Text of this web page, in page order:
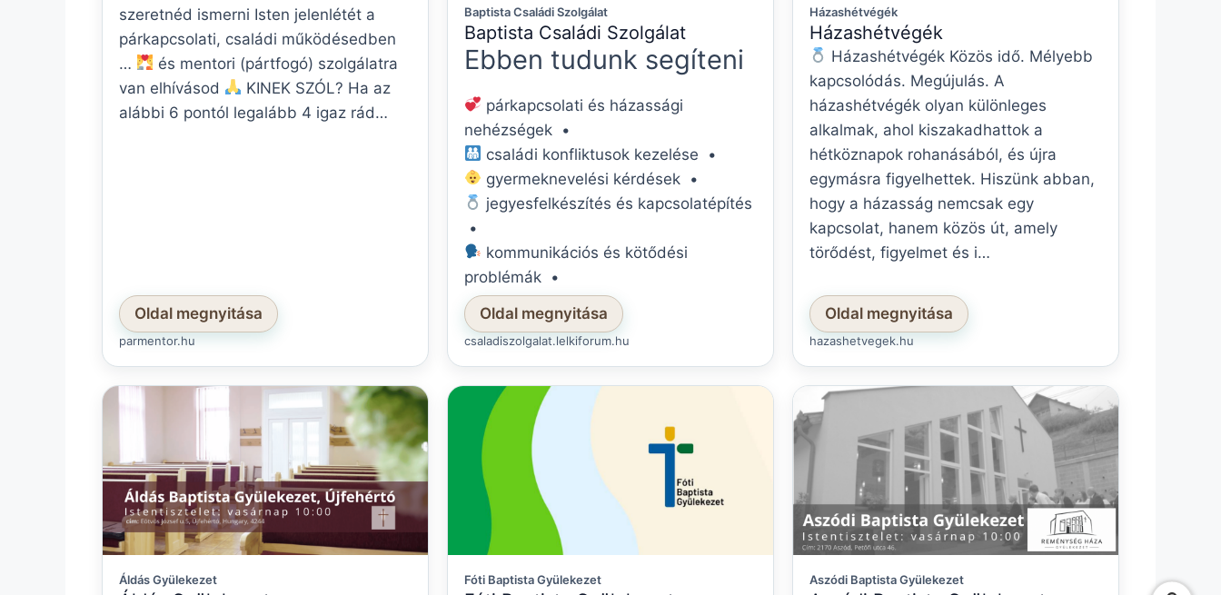
szeretnéd ismerni Isten jelenlétét a
párkapcsolati, családi működésedben
…
és mentori (pártfogó) szolgálatra
van elhívásod
KINEK SZÓL? Ha az
alábbi 6 pontól legalább 4 igaz rád…
Oldal megnyitása
parmentor.hu
Baptista Családi Szolgálat
Baptista Családi Szolgálat
Ebben tudunk segíteni
párkapcsolati és házassági
nehézségek •
családi konfliktusok kezelése •
gyermeknevelési kérdések •
jegyesfelkészítés és kapcsolatépítés
•
kommunikációs és kötődési
problémák •
önismereti és életvezetési kérdések
•
szorongás és önértékelési
krízisek és veszteségek
feldolgozása •
hivatás- és életcél keresése •
lelki és hitbeli kérdések •
közösségi és családi programok
Oldal megnyitása
csaladiszolgalat.lelkiforum.hu
Házashétvégék
Házashétvégék
Házashétvégék Közös idő. Mélyebb
kapcsolódás. Megújulás. A
házashétvégék olyan különleges
alkalmak, ahol kiszakadhattok a
hétköznapok rohanásából, és újra
egymásra figyelhettek. Hiszünk abban,
hogy a házasság nemcsak egy
kapcsolat, hanem közös út, amely
törődést, figyelmet és i…
Oldal megnyitása
hazashetvegek.hu
Áldás Gyülekezet Fóti Baptista Gyülekezet Aszódi Baptista Gyülekezet